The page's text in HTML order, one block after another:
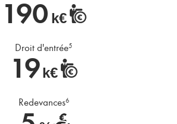
190 k€
Droit d'entrée5
19k€
Redevances6